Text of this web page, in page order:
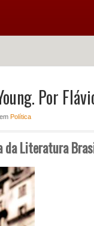
PERFIL
CONTATO
Por
Política
da Literatura